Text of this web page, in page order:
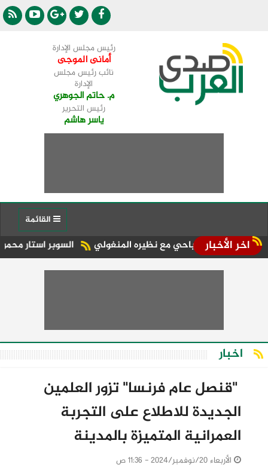
رئيس مجلس الإدارة
أمانى الموجى
نائب رئيس مجلس
الإدارة
م. حاتم الجوهري
رئيس التحرير
ياسر هاشم
اخر الأخبار السوبر استار محمود الدالي مع نظيره المنغولي
اخبار
‫ "قنصل عام فرنسا" تزور العلمين
الجديدة للاطلاع على التجربة
العمرانية المتميزة بالمدينة
الأربعاء 20/نوفمبر/2024 - 11:36 ص